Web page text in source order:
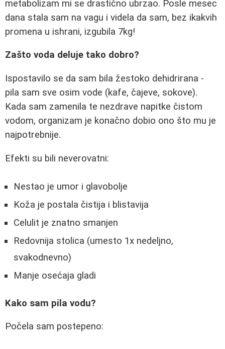
metabolizam mi se drastično ubrzao. Posle mesec
dana stala sam na vagu i videla da sam, bez ikakvih
promena u ishrani, izgubila 7kg!
Zašto voda deluje tako dobro?
Ispostavilo se da sam bila žestoko dehidrirana -
pila sam sve osim vode (kafe, čajeve, sokove).
Kada sam zamenila te nezdrave napitke čistom
vodom, organizam je konačno dobio ono što mu je
najpotrebnije.
Efekti su bili neverovatni:
Nestao je umor i glavobolje
Koža je postala čistija i blistavija
Celulit je znatno smanjen
Redovnija stolica (umesto 1x nedeljno,
svakodnevno)
Manje osećaja gladi
Kako sam pila vodu?
Počela sam postepeno: